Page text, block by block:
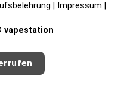
Impressum
vapestation